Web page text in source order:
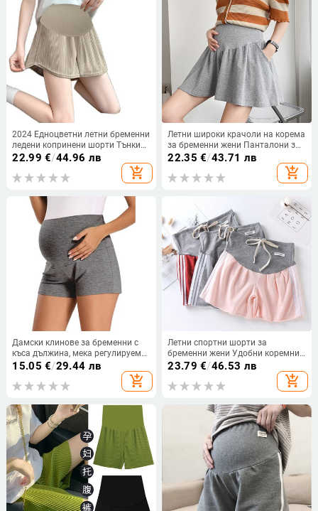
2024 Едноцветни летни бременни
ледени копринени шорти Тънки
свободни ежедневни спортни
панталони за бременни жени
Модни къси панталони за
22.99 €/44.96 лв
add_shopping_cart
Летни широки крачоли на корема
за бременни жени Панталони за
бременни с висока талия
Свободни ежедневни спортни
къси панталони Памучни плътни
22.35 €/43.71 лв
add_shopping_cart
Дамски клинове за бременни с
къса дължина, мека регулируема
талия Бременни дрехи за
Enceinte Mujer Embarazada
15.05 €/29.44 лв
add_shopping_cart
Летни спортни шорти за
бременни жени Удобни коремни
панталони Панталони за
Embarazadas Verano Jogger
23.79 €/46.53 лв
add_shopping_cart